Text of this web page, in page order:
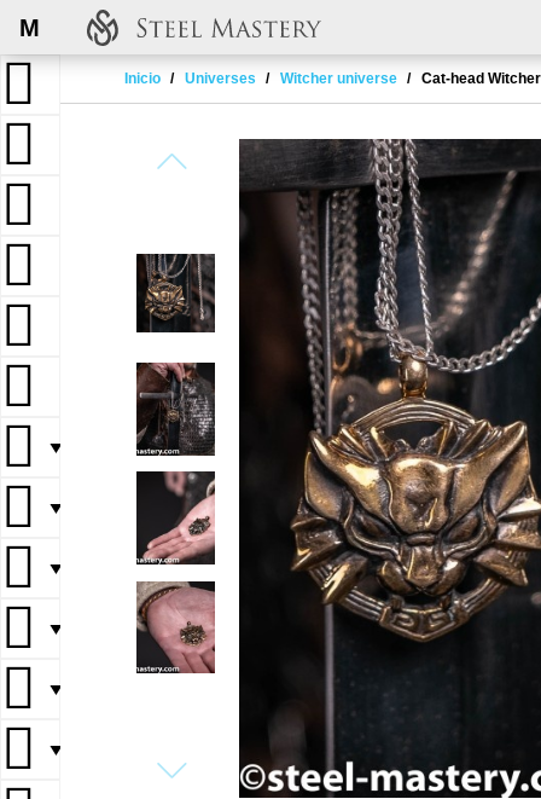
M
Inicio Universes Witcher universe Cat-head
▼
▼
▼
▼
▼
▼